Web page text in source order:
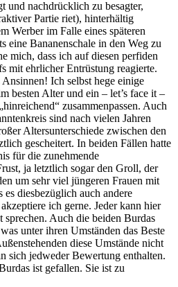
und nachdrücklich zu besagter,
Partie riet), hinterhältig
Werber im Falle eines späteren
eine Bananenschale in den Weg zu
mich, dass ich auf diesen perfiden
mit ehrlicher Entrüstung reagierte.
Ich selbst hege einige
besten Alter und ein – let’s face it –
zusammenpassen. Auch
sind nach vielen Jahren
Altersunterschiede zwischen den
gescheitert. In beiden Fällen hatte
für die zunehmende
ja letztlich sogar den Groll, der
um sehr viel jüngeren Frauen mit
es diesbezüglich auch andere
ich gerne. Jeder kann hier
Auch die beiden Burdas
unter ihren Umständen das Beste
diese Umstände nicht
sich jedweder Bewertung enthalten.
ist gefallen. Sie ist zu